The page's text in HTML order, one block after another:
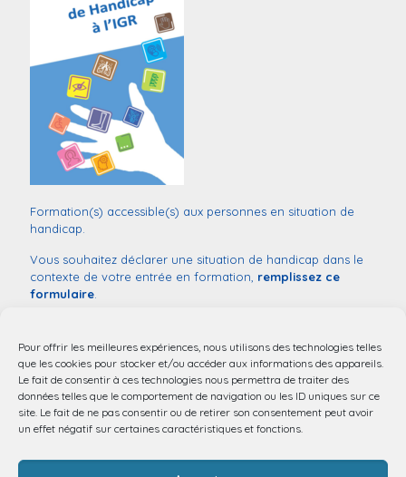
Pour offrir les meilleures expériences, nous utilisons des technologies telles
que les cookies pour stocker et/ou accéder aux informations des appareils.
Le fait de consentir à ces technologies nous permettra de traiter des
données telles que le comportement de navigation ou les ID uniques sur ce
site. Le fait de ne pas consentir ou de retirer son consentement peut avoir
un effet négatif sur certaines caractéristiques et fonctions.
Formation(s) accessible(s) aux personnes en situation de
handicap.
Vous souhaitez déclarer une situation de handicap dans le
contexte de votre entrée en formation, remplissez ce
formulaire
Référent handicap :
03 20 44 52 03
mail:handicap@chu-lille.fr
Accessibilité aux personnes à mobilité réduite.